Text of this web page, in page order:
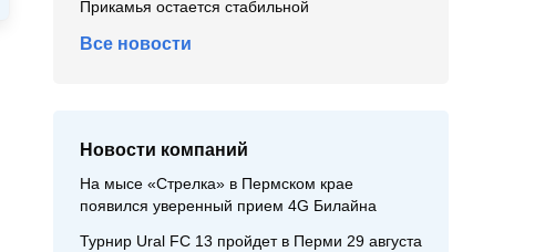
Прикамья остается стабильной
Все новости
Новости компаний
На мысе «Стрелка» в Пермском крае
появился уверенный прием 4G Билайна
Турнир Ural FC 13 пройдет в Перми 29 августа